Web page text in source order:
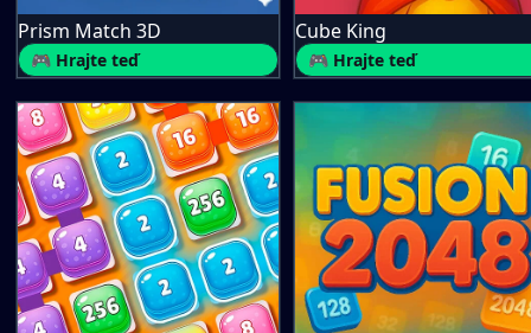
Prism Match 3D
🎮 Hrajte teď
Cube King
🎮 Hrajte teď